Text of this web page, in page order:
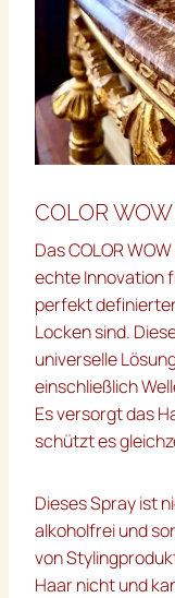
COLOR
Das COLOR
echte Innovation
perfekt
Locken sind.
universelle
einschließlich
Es versorgt das
schützt es
Dieses Spray ist
alkoholfrei und
von
Haar nicht und